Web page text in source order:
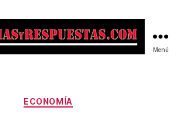
Menú
Categorías
ECONOMÍA